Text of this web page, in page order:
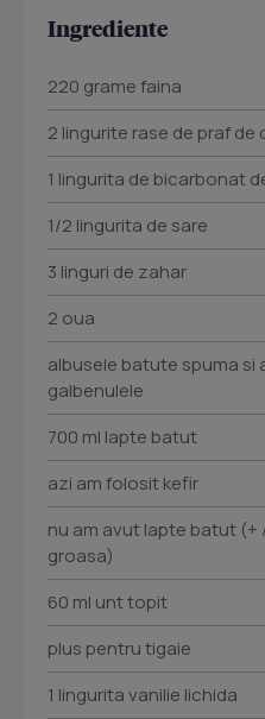
Ingrediente
220 grame faina
2 lingurite rase de praf de
1 lingurita de bicarbonat
1/2 lingurita de sare
3 linguri de zahar
2 oua
albusele batute spuma si
galbenulele
700 ml lapte batut
azi am folosit kefir
nu am avut lapte batut
groasa)
60 ml unt topit
plus pentru tigaie
1 lingurita vanilie lichida